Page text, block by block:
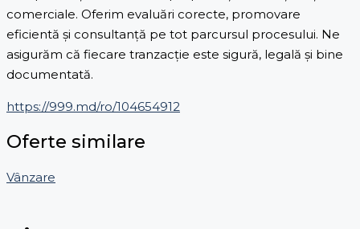
comerciale. Oferim evaluări corecte, promovare
eficientă și consultanță pe tot parcursul procesului. Ne
asigurăm că fiecare tranzacție este sigură, legală și bine
documentată.
https://999.md/ro/104654912
Oferte similare
Vânzare